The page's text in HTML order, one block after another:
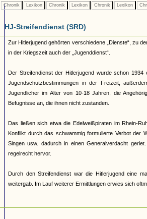
Chronik Lexikon Chronik Lexikon Chronik Lexikon
HJ-Streifendienst (SRD)
Zur Hitlerjugend gehörten verschiedene „Dienste“, zu
in der Kriegszeit auch der „Jugenddienst“.
Der Streifendienst der Hitlerjugend wurde schon
Jugendschutzbestimmungen in der Freizeit,
Jugendlicher im Alter von 10-18 Jahren, die
Befugnisse an, die ihnen nicht zustanden.
Das ließen sich etwa die Edelweißpiraten im Rhein-
Konflikt durch das schwammig formulierte Verbot der
Singen usw. dadurch in einen Generalverdacht
regelrecht hervor.
Durch den Streifendienst war die Hitlerjugend eine
weitergab. Im Lauf weiterer Ermittlungen erwies sich